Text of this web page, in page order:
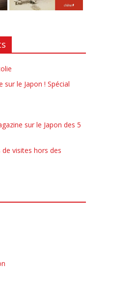
sur le Japon ! Spécial
sur le Japon des 5
visites hors des